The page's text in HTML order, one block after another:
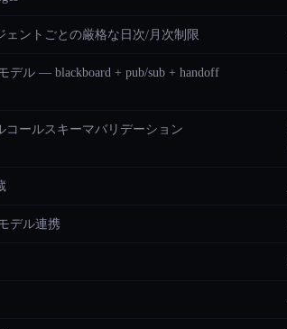
ェントごとの厳格な日次/月次制限
デル — blackboard + pub/sub + handoff
コールスキーマバリデーション
デル連携